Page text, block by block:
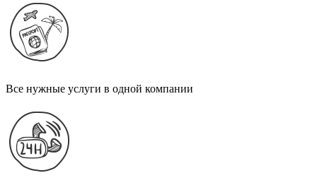
Все нужные услуги в одной компании